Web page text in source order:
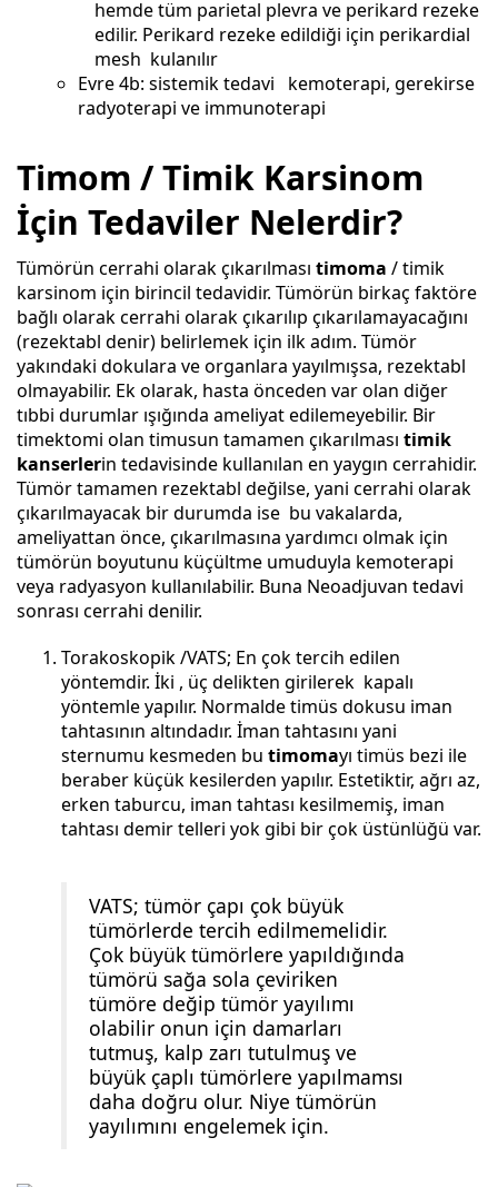
hemde tüm parietal plevra ve perikard rezeke
edilir. Perikard rezeke edildiği için perikardial
mesh kulanılır
Evre 4b: sistemik tedavi kemoterapi, gerekirse
radyoterapi ve immunoterapi
Timom / Timik Karsinom
İçin Tedaviler Nelerdir?
Tümörün cerrahi olarak çıkarılması timoma / timik
karsinom için birincil tedavidir. Tümörün birkaç faktöre
bağlı olarak cerrahi olarak çıkarılıp çıkarılamayacağını
(rezektabl denir) belirlemek için ilk adım. Tümör
yakındaki dokulara ve organlara yayılmışsa, rezektabl
olmayabilir. Ek olarak, hasta önceden var olan diğer
tıbbi durumlar ışığında ameliyat edilemeyebilir. Bir
timektomi olan timusun tamamen çıkarılması timik
kanserlerin tedavisinde kullanılan en yaygın cerrahidir.
Tümör tamamen rezektabl değilse, yani cerrahi olarak
çıkarılmayacak bir durumda ise bu vakalarda,
ameliyattan önce, çıkarılmasına yardımcı olmak için
tümörün boyutunu küçültme umuduyla kemoterapi
veya radyasyon kullanılabilir. Buna Neoadjuvan tedavi
sonrası cerrahi denilir.
Torakoskopik /VATS; En çok tercih edilen
yöntemdir. İki , üç delikten girilerek kapalı
yöntemle yapılır. Normalde timüs dokusu iman
tahtasının altındadır. İman tahtasını yani
sternumu kesmeden bu timomayı timüs bezi ile
beraber küçük kesilerden yapılır. Estetiktir, ağrı az,
erken taburcu, iman tahtası kesilmemiş, iman
tahtası demir telleri yok gibi bir çok üstünlüğü var.
VATS; tümör çapı çok büyük
tümörlerde tercih edilmemelidir.
Çok büyük tümörlere yapıldığında
tümörü sağa sola çeviriken
tümöre değip tümör yayılımı
olabilir onun için damarları
tutmuş, kalp zarı tutulmuş ve
büyük çaplı tümörlere yapılmamsı
daha doğru olur. Niye tümörün
yayılımını engelemek için.